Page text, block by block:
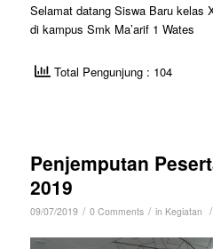
Selamat datang Siswa Baru kelas
di kampus Smk Ma’arif 1 Wates
Total Pengunjung : 104
Penjemputan
2019
09/07/2019 / 0 Comments / in Kegiatan /